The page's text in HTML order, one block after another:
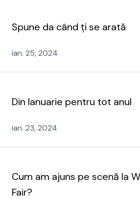
Spune da când ți se arată
ian. 25, 2024
Din Ianuarie pentru tot anul
ian. 23, 2024
Cum am ajuns pe scenă la
Fair?